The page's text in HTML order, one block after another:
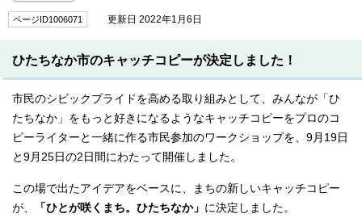
ページID1006071 更新日 2022年1月6日
ひたちなか市のキャッチコピーが決定しました！
市民のシビックプライドを高める取り組みとして、みんなが「ひ
たちなか」をもっと好きになるようなキャッチコピーをプロのコ
ピーライターと一緒に作る市民参加のワークショップを、9月19日
と9月25日の2日間にわたって開催しました。
この場で出たアイデアをベースに、まちの新しいキャッチコピー
が、
「ひとが咲くまち。ひたちなか」 に決定しました。